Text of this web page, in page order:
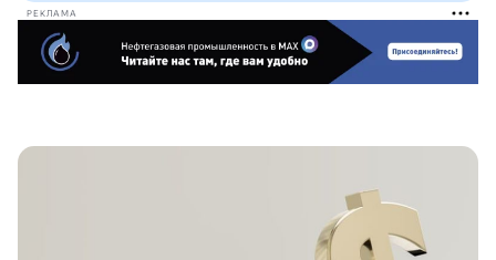
РЕКЛАМА